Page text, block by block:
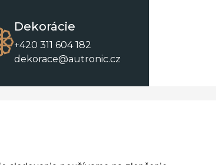
Dekorácie
+420 311 604 182
dekorace@autronic.cz